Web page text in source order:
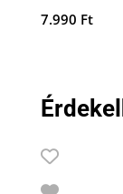
7.990 Ft